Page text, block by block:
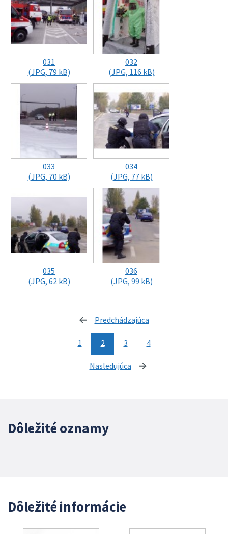
031
(JPG, 79 kB)
032
(JPG, 116 kB)
033
(JPG, 70 kB)
034
(JPG, 77 kB)
035
(JPG, 62 kB)
036
(JPG, 99 kB)
Predchádzajúca
1 2 3 4
Nasledujúca stránka
Dôležité oznamy
Dôležité informácie